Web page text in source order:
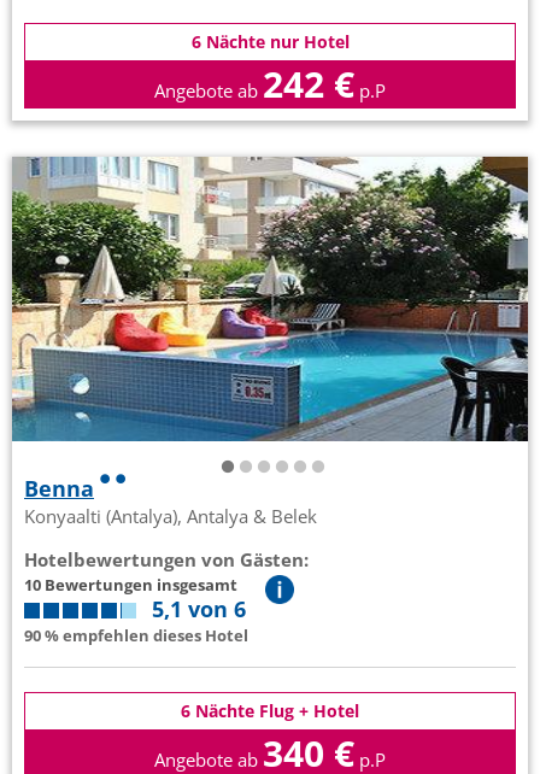
6 Nächte nur Hotel
Angebote ab 242 € p.P
Benna
Konyaalti (Antalya), Antalya & Belek
Hotelbewertungen von Gästen:
10 Bewertungen insgesamt
5,1 von 6
90 % empfehlen dieses Hotel
6 Nächte Flug + Hotel
Angebote ab 340 € p.P